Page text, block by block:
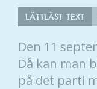
LÄTTLÄST TEXT
Den 11
Då kan man
på det parti